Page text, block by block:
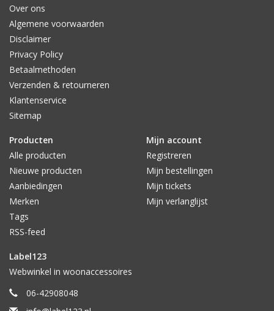
Over ons
Algemene voorwaarden
Disclaimer
Privacy Policy
Betaalmethoden
Verzenden & retourneren
Klantenservice
Sitemap
Producten
Alle producten
Nieuwe producten
Aanbiedingen
Merken
Tags
RSS-feed
Mijn account
Registreren
Mijn bestellingen
Mijn tickets
Mijn verlanglijst
Label123
Webwinkel in woonaccessoires
06-42908048